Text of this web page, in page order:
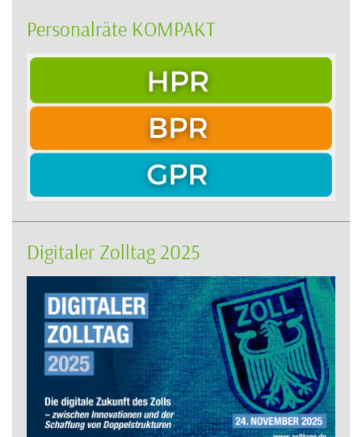
Personalräte KOMPAKT
Digitaler Zolltag 2025